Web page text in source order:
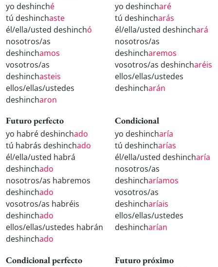
yo deshinché
tú deshinchaste
él/ella/usted deshinchó
nosotros/as
deshinchamos
vosotros/as
deshinchasteis
ellos/ellas/ustedes
deshincharon
yo deshincharé
tú deshincharás
él/ella/usted deshinchará
nosotros/as
deshincharemos
vosotros/as deshincharéis
ellos/ellas/ustedes
deshincharán
Futuro perfecto
yo habré deshinchado
tú habrás deshinchado
él/ella/usted habrá
deshinchado
nosotros/as habremos
deshinchado
vosotros/as habréis
deshinchado
ellos/ellas/ustedes habrán
deshinchado
Condicional
yo deshincharía
tú deshincharías
él/ella/usted deshincharía
nosotros/as
deshincharíamos
vosotros/as
deshincharíais
ellos/ellas/ustedes
deshincharían
Condicional perfecto Futuro próximo